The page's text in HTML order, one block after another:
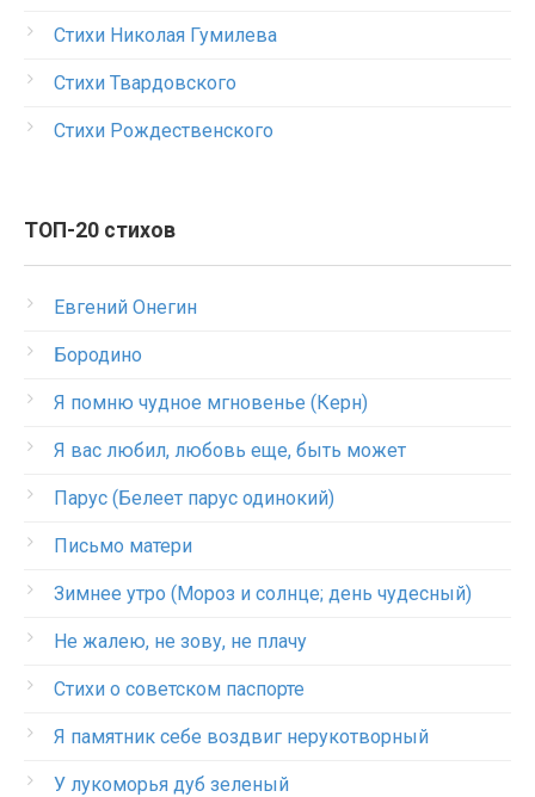
Стихи Николая Гумилева
Стихи Твардовского
Стихи Рождественского
ТОП-20 стихов
Евгений Онегин
Бородино
Я помню чудное мгновенье (Керн)
Я вас любил, любовь еще, быть может
Парус (Белеет парус одинокий)
Письмо матери
Зимнее утро (Мороз и солнце; день чудесный)
Не жалею, не зову, не плачу
Стихи о советском паспорте
Я памятник себе воздвиг нерукотворный
У лукоморья дуб зеленый